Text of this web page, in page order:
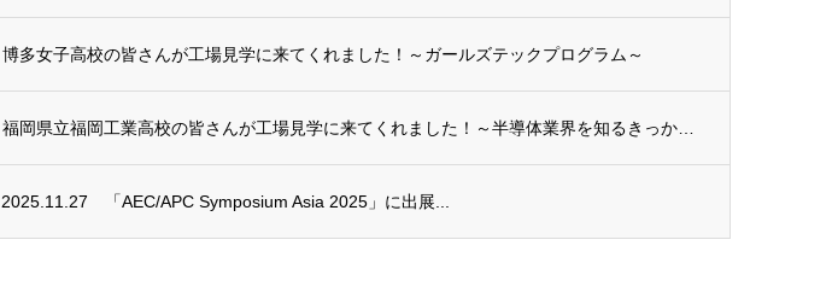
博多女子高校の皆さんが工場見学に来てくれました！～ガールズテックプログラム～
福岡県立福岡工業高校の皆さんが工場見学に来てくれました！～半導体業界を知るきっかけに～
2025.11.27 「AEC/APC Symposium Asia 2025」に出展...